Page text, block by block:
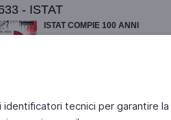
tecnici per garantire
- ISTAT
ISTAT COMPIE 100 ANNI